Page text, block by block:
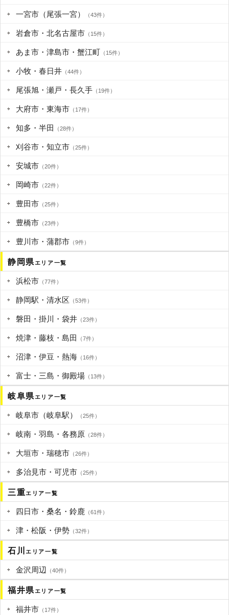
一宮市（尾張一宮） （43件）
岩倉市・北名古屋市 （15件）
あま市・津島市・蟹江町 （15件）
小牧・春日井 （44件）
尾張旭・瀬戸・長久手 （19件）
大府市・東海市 （17件）
知多・半田 （28件）
刈谷市・知立市 （25件）
安城市 （20件）
岡崎市 （22件）
豊田市 （25件）
豊橋市 （23件）
豊川市・蒲郡市 （9件）
静岡県エリア一覧
浜松市 （77件）
静岡駅・清水区 （53件）
磐田・掛川・袋井 （23件）
焼津・藤枝・島田 （7件）
沼津・伊豆・熱海 （16件）
富士・三島・御殿場 （13件）
岐阜県エリア一覧
岐阜市（岐阜駅） （25件）
岐南・羽島・各務原 （28件）
大垣市・瑞穂市 （26件）
多治見市・可児市 （25件）
三重エリア一覧
四日市・桑名・鈴鹿 （61件）
津・松阪・伊勢 （32件）
石川エリア一覧
金沢周辺 （40件）
福井県エリア一覧
福井市 （17件）